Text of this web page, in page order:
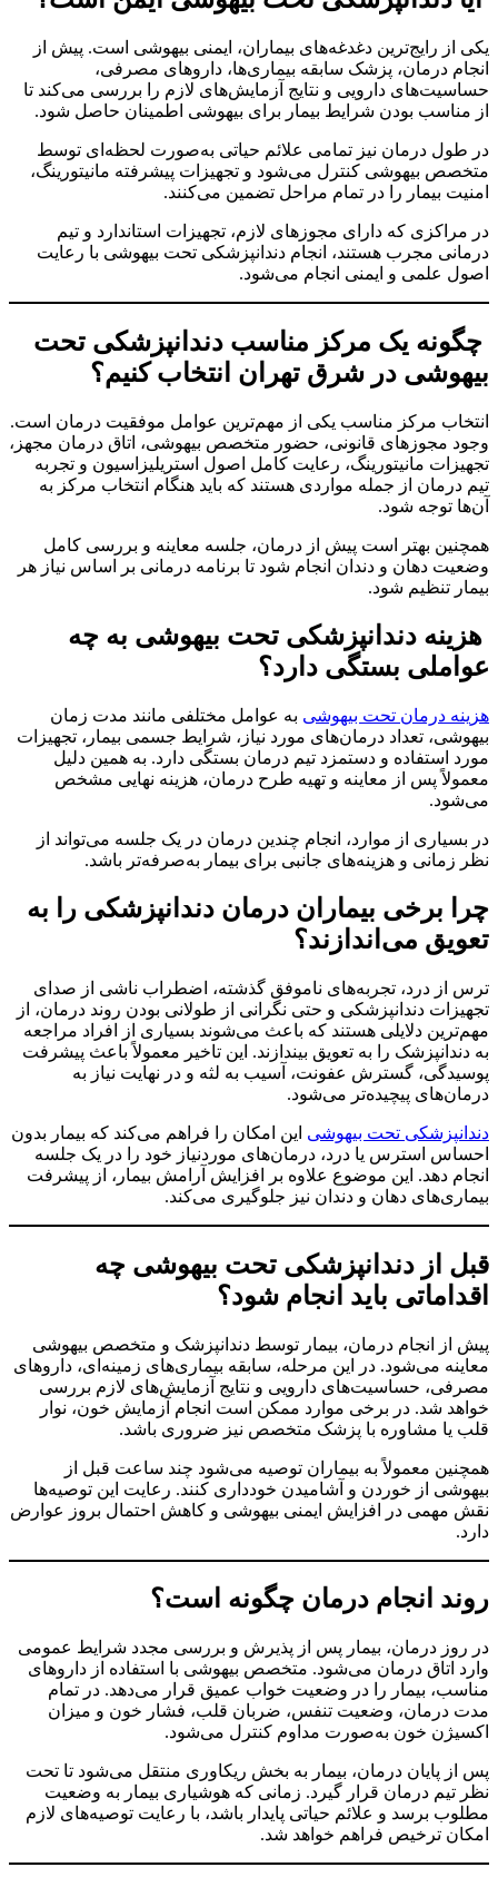
یکی از رایج‌ترین دغدغه‌های بیماران، ایمنی بیهوشی است. پیش از
انجام درمان، پزشک سابقه بیماری‌ها، داروهای مصرفی،
حساسیت‌های دارویی و نتایج آزمایش‌های لازم را بررسی می‌کند تا
از مناسب بودن شرایط بیمار برای بیهوشی اطمینان حاصل شود.
در طول درمان نیز تمامی علائم حیاتی به‌صورت لحظه‌ای توسط
متخصص بیهوشی کنترل می‌شود و تجهیزات پیشرفته مانیتورینگ،
امنیت بیمار را در تمام مراحل تضمین می‌کنند.
در مراکزی که دارای مجوزهای لازم، تجهیزات استاندارد و تیم
درمانی مجرب هستند، انجام دندانپزشکی تحت بیهوشی با رعایت
اصول علمی و ایمنی انجام می‌شود.
چگونه یک مرکز مناسب دندانپزشکی تحت
بیهوشی در شرق تهران انتخاب کنیم؟
انتخاب مرکز مناسب یکی از مهم‌ترین عوامل موفقیت درمان است.
وجود مجوزهای قانونی، حضور متخصص بیهوشی، اتاق درمان مجهز،
تجهیزات مانیتورینگ، رعایت کامل اصول استریلیزاسیون و تجربه
تیم درمان از جمله مواردی هستند که باید هنگام انتخاب مرکز به
آن‌ها توجه شود.
همچنین بهتر است پیش از درمان، جلسه معاینه و بررسی کامل
وضعیت دهان و دندان انجام شود تا برنامه درمانی بر اساس نیاز هر
بیمار تنظیم شود.
هزینه دندانپزشکی تحت بیهوشی به چه
عواملی بستگی دارد؟
هزینه درمان تحت بیهوشی به عوامل مختلفی مانند مدت زمان
بیهوشی، تعداد درمان‌های مورد نیاز، شرایط جسمی بیمار، تجهیزات
مورد استفاده و دستمزد تیم درمان بستگی دارد. به همین دلیل
معمولاً پس از معاینه و تهیه طرح درمان، هزینه نهایی مشخص
می‌شود.
در بسیاری از موارد، انجام چندین درمان در یک جلسه می‌تواند از
نظر زمانی و هزینه‌های جانبی برای بیمار به‌صرفه‌تر باشد.
چرا برخی بیماران درمان دندانپزشکی را به
تعویق می‌اندازند؟
ترس از درد، تجربه‌های ناموفق گذشته، اضطراب ناشی از صدای
تجهیزات دندانپزشکی و حتی نگرانی از طولانی بودن روند درمان، از
مهم‌ترین دلایلی هستند که باعث می‌شوند بسیاری از افراد مراجعه
به دندانپزشک را به تعویق بیندازند. این تاخیر معمولاً باعث پیشرفت
پوسیدگی، گسترش عفونت، آسیب به لثه و در نهایت نیاز به
درمان‌های پیچیده‌تر می‌شود.
دندانپزشکی تحت بیهوشی این امکان را فراهم می‌کند که بیمار بدون
احساس استرس یا درد، درمان‌های موردنیاز خود را در یک جلسه
انجام دهد. این موضوع علاوه بر افزایش آرامش بیمار، از پیشرفت
بیماری‌های دهان و دندان نیز جلوگیری می‌کند.
قبل از دندانپزشکی تحت بیهوشی چه
اقداماتی باید انجام شود؟
پیش از انجام درمان، بیمار توسط دندانپزشک و متخصص بیهوشی
معاینه می‌شود. در این مرحله، سابقه بیماری‌های زمینه‌ای، داروهای
مصرفی، حساسیت‌های دارویی و نتایج آزمایش‌های لازم بررسی
خواهد شد. در برخی موارد ممکن است انجام آزمایش خون، نوار
قلب یا مشاوره با پزشک متخصص نیز ضروری باشد.
همچنین معمولاً به بیماران توصیه می‌شود چند ساعت قبل از
بیهوشی از خوردن و آشامیدن خودداری کنند. رعایت این توصیه‌ها
نقش مهمی در افزایش ایمنی بیهوشی و کاهش احتمال بروز عوارض
دارد.
روند انجام درمان چگونه است؟
در روز درمان، بیمار پس از پذیرش و بررسی مجدد شرایط عمومی
وارد اتاق درمان می‌شود. متخصص بیهوشی با استفاده از داروهای
مناسب، بیمار را در وضعیت خواب عمیق قرار می‌دهد. در تمام
مدت درمان، وضعیت تنفس، ضربان قلب، فشار خون و میزان
اکسیژن خون به‌صورت مداوم کنترل می‌شود.
پس از پایان درمان، بیمار به بخش ریکاوری منتقل می‌شود تا تحت
نظر تیم درمان قرار گیرد. زمانی که هوشیاری بیمار به وضعیت
مطلوب برسد و علائم حیاتی پایدار باشد، با رعایت توصیه‌های لازم
امکان ترخیص فراهم خواهد شد.